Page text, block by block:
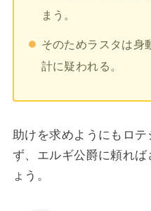
まう。
そのためラスタは身
計に疑われる。
助けを求めようにもロ
ず、エルギ公爵に頼れ
ょう。